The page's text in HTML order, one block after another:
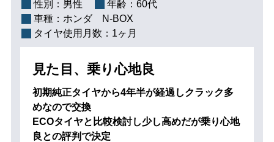
性別： 男性 年齢： 60代
車種： ホンダ N-BOX
タイヤ使用月数： 1ヶ月
見た目、乗り心地良
初期純正タイヤから4年半が経過しクラック多
めなので交換
ECOタイヤと比較検討し少し高めだが乗り心地
良との評判で決定